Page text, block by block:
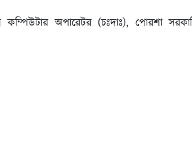
অপারেটর (চঃদাঃ), পোরশা